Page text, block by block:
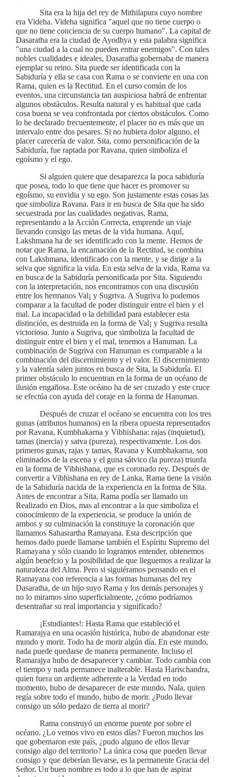
Sita era la hija del rey de Mithilapura cuyo nombre
era Videha. Videha significa "aquel que no tiene cuerpo o
que no tiene conciencia de su cuerpo humano". La capital de
Dasaratha era la ciudad de Ayodhya y esta palabra significa
"una ciudad a la cual no pueden entrar enemigos". Con tales
nobles cualidades e ideales, Dasaratha gobernaba de manera
ejemplar su reino. Sita puede ser identificada con la
Sabiduría y ella se casa con Rama o se convierte en una con
Rama, quien es la Rectitud. En el curso común de los
eventos, una circunstancia tan auspiciosa habrá de enfrentar
algunos obstáculos. Resulta natural y es habitual que cada
cosa buena se vea confrontada por ciertos obstáculos. Como
lo he declarado frecuentemente, el placer no es más que un
intervalo entre dos pesares. Si no hubiera dolor alguno, el
placer carecería de valor. Sita, como personificación de la
Sabiduría, fue raptada por Ravana, quien simboliza el
egoísmo y el ego.
Si alguien quiere que desaparezca la poca sabiduría
que posea, todo lo que tiene que hacer es promover su
egoísmo, su envidia y su ego. Son justamente estas cosas las
que simboliza Ravana. Para ir en busca de Sita que ha sido
secuestrada por las cualidades negativas, Rama,
representando a la Acción Correcta, emprende un viaje
llevando consigo las metas de la vida humana. Aquí,
Lakshmana ha de ser identificado con la mente. Hemos de
notar que Rama, la encarnación de la Rectitud, se combina
con Lakshmana, identificado con la mente, y se dirige a la
selva que significa la vida. En esta selva de la vida, Rama va
en busca de la Sabiduría personificada por Sita. Siguiendo
con la interpretación, nos encontramos con una discusión
entre los hermanos Val¡ y Sugriva. A Sugriva lo podemos
comparar a la facultad de poder distinguir entre el bien y el
mal. La incapacidad o la debilidad para establecer esta
distinción, es destruida en la forma de Val¡ y Sugriva resulta
victorioso. Junto a Sugriva, que simboliza la facultad de
distinguir entre el bien y el mal, tenemos a Hanuman. La
combinación de Sugriva con Hanuman es comparable a la
combinación del discernimiento y el valor. El discernimiento
y la valentía salen juntos en busca de Sita, la Sabiduría. El
primer obstáculo lo encuentran en la forma de un océano de
ilusión engañosa. Este océano ha de ser cruzado y este cruce
se efectúa con ayuda del coraje en la forma de Hanuman.
Después de cruzar el océano se encuentra con los tres
gunas (atributos humanos) en la ribera opuesta representados
por Ravana, Kumbhakarna y Vibhishana: rajas (inquietud),
tamas (inercia) y satva (pureza), respectivamente. Los dos
primeros gunas, rajas y tamas, Ravana y Kumbhakarna, son
eliminados de la escena y el guna sátvico (la pureza) triunfa
en la forma de Vibhishana, que es coronado rey. Después de
convertir a Vibhishana en rey de Lanka, Rama tiene la visión
de la Sabiduría nacida de la experiencia en la forma de Sita.
Antes de encontrar a Sita, Rama podía ser llamado un
Realizado en Dios, mas al encontrar a la que simboliza el
conocimiento de la experiencia, se produce la unión de
ambos y su culminación la constituye la coronación que
llamamos Sahasrartha Ramayana. Esta descripción que
hemos dado puede llamarse también el Espíritu Supremo del
Ramayana y sólo cuando lo logramos entender, obtenemos
algún benefcio y la posibilidad de que lleguemos a realizar la
naturaleza del Alma. Pero si siguiéramos pensando en el
Ramayana con referencia a las formas humanas del rey
Dasaratha, de un hijo suyo Rama y los demás personajes y
no lo miramos sino superficialmente, ¿cómo podríamos
desentrañar su real importancia y significado?
¡Estudiantes!: Hasta Rama que estableció el
Ramarajya en una ocasión histórica, hubo de abandonar este
mundo y morir. Todo ha de morir algún día. En este mundo,
nada puede quedarse de manera permanente. Incluso el
Ramarajya hubo de desaparecer y cambiar. Todo cambia con
el tiempo y nada permanece inalterable. Hasta Harischandra,
quien fuera un ardiente adherente a la Verdad en todo
momento, hubo de desaparecer de este mundo. Nala, quien
regía sobre todo el mundo, hubo de morir. ¿Pudo llevar
consigo un sólo pedazo de tierra al morir?
Rama construyó un enorme puente por sobre el
océano. ¿Lo vemos vivo en estos días? Fueron muchos los
que gobernaron este país, ¿pudo alguno de ellos llevar
consigo algo del territorio? La única cosa que pueden llevar
consigo y que deberían llevarse, es la permanente Gracia del
Señor. Un buen nombre es todo a lo que han de aspirar